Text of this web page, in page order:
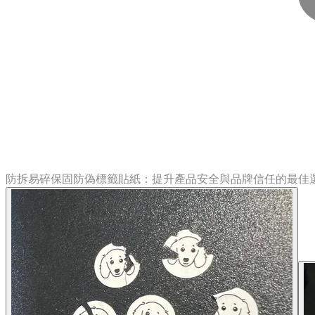
防拆易碎保固防偽標籤貼紙：提升產品安全與品牌信任的最佳